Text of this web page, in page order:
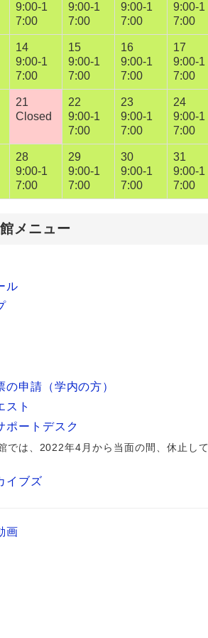
9:00-1
7:00
9:00-1
7:00
9:00-1
7:00
9:00-1
7:00
14
9:00-1
7:00
15
9:00-1
7:00
16
9:00-1
7:00
17
9:00-1
7:00
21
Closed
22
9:00-1
7:00
23
9:00-1
7:00
24
9:00-1
7:00
28
9:00-1
7:00
29
9:00-1
7:00
30
9:00-1
7:00
31
9:00-1
7:00
メニュー
ル
の申請（学内の方）
スト
ポートデスク
では、2022年4月から当面の間、休止し
イブズ
画